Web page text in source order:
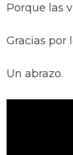
Porque las
Gracias por
Un abrazo.